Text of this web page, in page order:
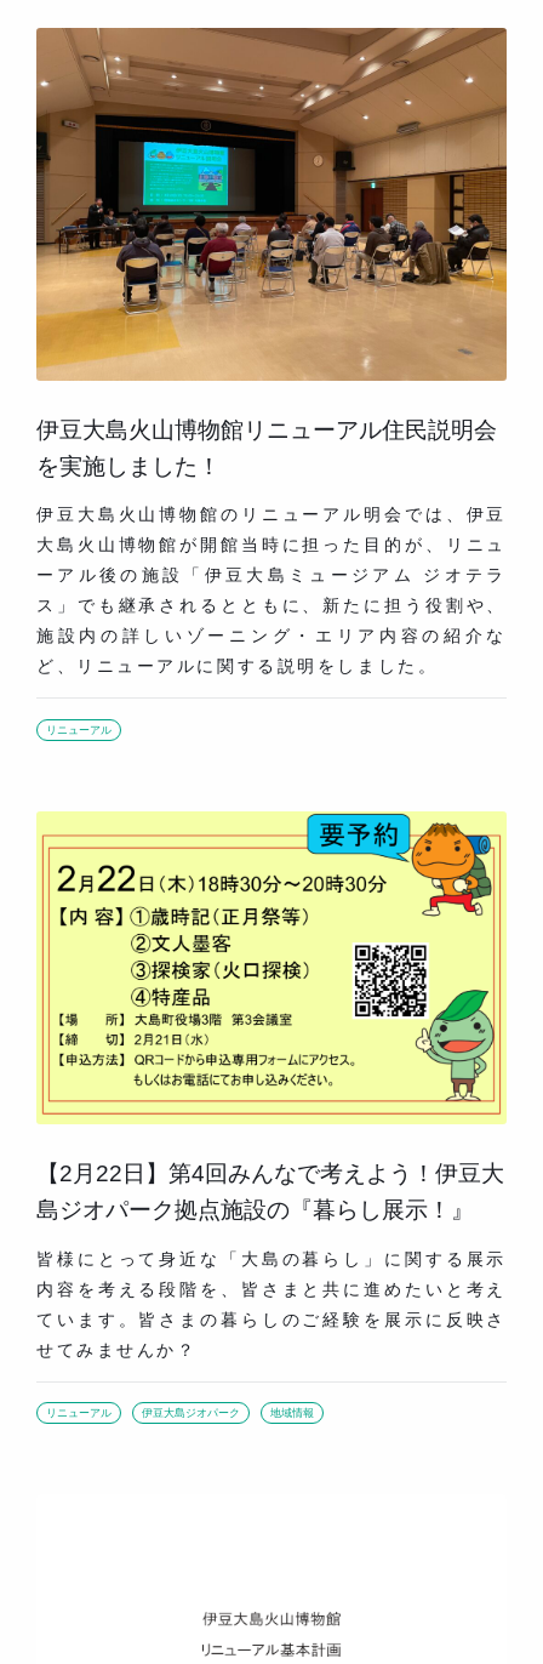
伊豆大島火山博物館リニューアル住民説明会
を実施しました！
伊豆大島火山博物館のリニューアル明会では、伊豆
大島火山博物館が開館当時に担った目的が、リニュ
ーアル後の施設「伊豆大島ミュージアム ジオテラ
ス」でも継承されるとともに、新たに担う役割や、
施設内の詳しいゾーニング・エリア内容の紹介な
ど、リニューアルに関する説明をしました。
リニューアル
【2月22日】第4回みんなで考えよう！伊豆大
島ジオパーク拠点施設の『暮らし展示！』
皆様にとって身近な「大島の暮らし」に関する展示
内容を考える段階を、皆さまと共に進めたいと考え
ています。皆さまの暮らしのご経験を展示に反映さ
せてみませんか？
リニューアル 伊豆大島ジオパーク 地域情報